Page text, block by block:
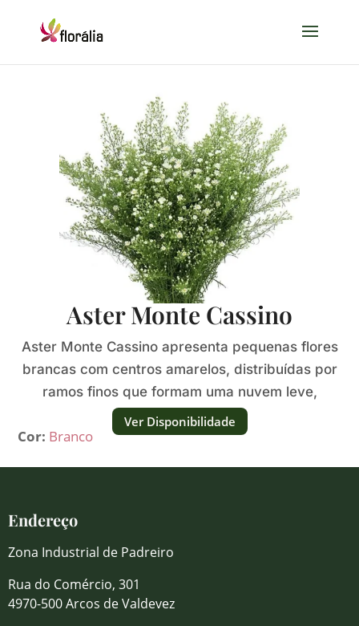
Aster Monte Cassino
Aster Monte Cassino apresenta pequenas flores
brancas com centros amarelos, distribuídas por
ramos finos que formam uma nuvem leve,
arejada e luminosa.
Cor: Branco
Ver Disponibilidade
Endereço
Zona Industrial de Padreiro
Rua do Comércio, 301
4970-500 Arcos de Valdevez